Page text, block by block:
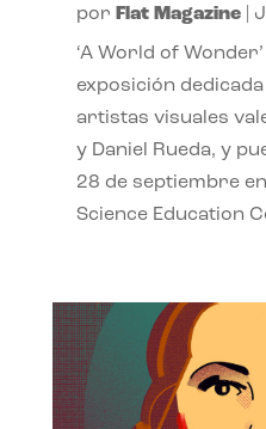
por Flat Magazine|
‘A World of
exposición
artistas visuales
y Daniel Rueda, y
28 de septiembre
Science Education